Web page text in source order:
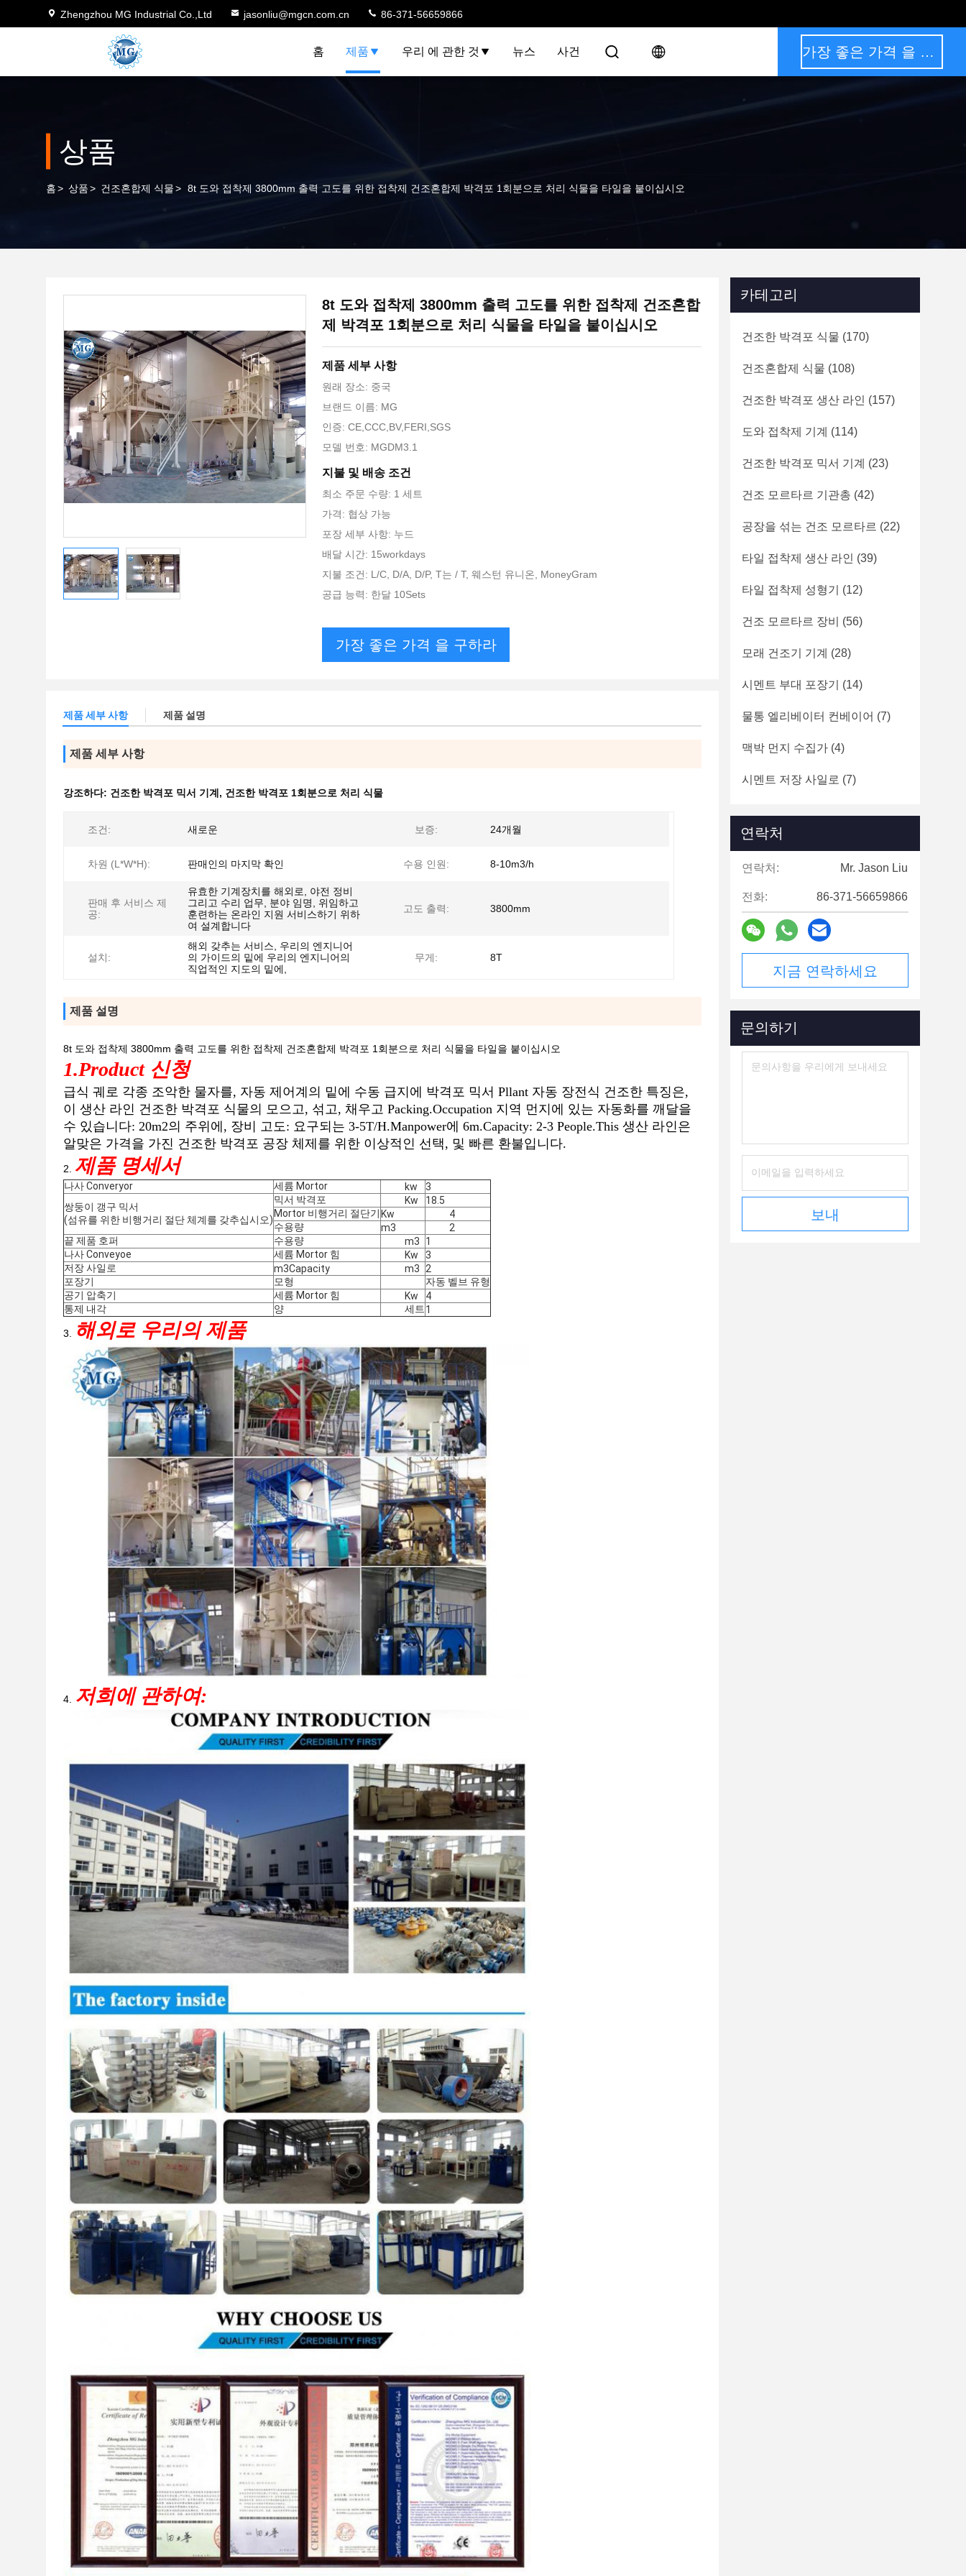
Zhengzhou MG Industrial Co.,Ltd jasonliu@mgcn.com.cn 86-371-56659866
홈 제품 우리 에 관한 것 뉴스 사건 가장 좋은 가격 을 구하라
상품
홈> 상품> 건조혼합제 식물> 8t 도와 접착제 3800mm 출력 고도를 위한 접착제 건조혼합제 박격포 1회분으로 처리 식물을 타일을 붙이십시오
8t 도와 접착제 3800mm 출력 고도를 위한 접착제 건조혼합
제 박격포 1회분으로 처리 식물을 타일을 붙이십시오
제품 세부 사항
원래 장소: 중국
브랜드 이름: MG
인증: CE,CCC,BV,FERI,SGS
모델 번호: MGDM3.1
지불 및 배송 조건
최소 주문 수량: 1 세트
가격: 협상 가능
포장 세부 사항: 누드
배달 시간: 15workdays
지불 조건: L/C, D/A, D/P, T는 / T, 웨스턴 유니온, MoneyGram
공급 능력: 한달 10Sets
가장 좋은 가격 을 구하라
제품 세부 사항 제품 설명
제품 세부 사항
강조하다: 건조한 박격포 믹서 기계 , 건조한 박격포 1회분으로 처리 식물
조건: 새로운 보증: 24개월
차원 (L*W*H): 판매인의 마지막 확인 수용 인원: 8-10m3/h
판매 후 서비스 제
공:
유효한 기계장치를 해외로, 야전 정비
그리고 수리 업무, 분야 임명, 위임하고
훈련하는 온라인 지원 서비스하기 위하
여 설계합니다
고도 출력: 3800mm
설치:
해외 갖추는 서비스, 우리의 엔지니어
의 가이드의 밑에 우리의 엔지니어의
직업적인 지도의 밑에,
무게: 8T
제품 설명
8t 도와 접착제 3800mm 출력 고도를 위한 접착제 건조혼합제 박격포 1회분으로 처리 식물을 타일을 붙이십시오
1.Product 신청
급식 궤로 각종 조악한 물자를, 자동 제어계의 밑에 수동 급지에 박격포 믹서 Pllant 자동 장전식 건조한 특징은,
이 생산 라인 건조한 박격포 식물의 모으고, 섞고, 채우고 Packing.Occupation 지역 먼지에 있는 자동화를 깨달을
수 있습니다: 20m2의 주위에, 장비 고도: 요구되는 3-5T/H.Manpower에 6m.Capacity: 2-3 People.This 생산 라인은
알맞은 가격을 가진 건조한 박격포 공장 체제를 위한 이상적인 선택, 및 빠른 환불입니다.
2. 제품 명세서
나사 Converyor 세륨 Mortor kw
3
쌍둥이 갱구 믹서
(섬유를 위한 비행거리 절단 체계를 갖추십시오)
믹서 박격포 Kw
18.5
Mortor 비행거리 절단기 Kw
4
수용량
m3
2
끝 제품 호퍼
수용량 m3
1
나사 Conveyoe
세륨 Mortor 힘 Kw
3
저장 사일로
m3Capacity m3
2
포장기
모형
자동 벨브 유형
공기 압축기
세륨 Mortor 힘 Kw
4
통제 내각
양 세트 1
3. 해외로 우리의 제품
4. 저희에 관하여:
카테고리
건조한 박격포 식물 (170)
건조혼합제 식물 (108)
건조한 박격포 생산 라인 (157)
도와 접착제 기계 (114)
건조한 박격포 믹서 기계 (23)
건조 모르타르 기관총 (42)
공장을 섞는 건조 모르타르 (22)
타일 접착제 생산 라인 (39)
타일 접착제 성형기 (12)
건조 모르타르 장비 (56)
모래 건조기 기계 (28)
시멘트 부대 포장기 (14)
물통 엘리베이터 컨베이어 (7)
맥박 먼지 수집가 (4)
시멘트 저장 사일로 (7)
연락처
연락처: Mr. Jason Liu
전화: 86-371-56659866
지금 연락하세요
문의하기
보내